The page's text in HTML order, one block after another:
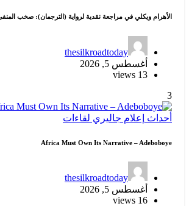
الأهرام ويكلي في مراجعة نقدية لرواية (الترجمان): صخب
thesilkroadtoday
أغسطس 5, 2026
13 views
3
أحداث إعلام جاليري لقاءات
Africa Must Own Its Narrative – Adeboboye
thesilkroadtoday
أغسطس 5, 2026
16 views